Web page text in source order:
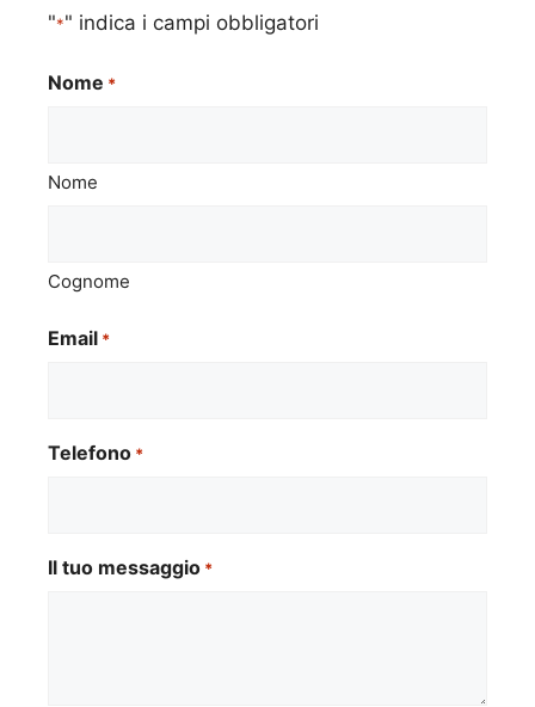
"*" indica i campi obbligatori
Nome *
Nome
Cognome
Email *
Telefono *
Il tuo messaggio *